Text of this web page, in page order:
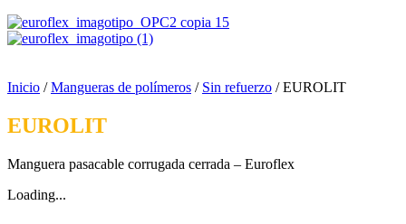
Inicio /Mangueras de polímeros / Sin refuerzo / EUROLIT
EUROLIT
Manguera pasacable corrugada cerrada – Euroflex
Loading...